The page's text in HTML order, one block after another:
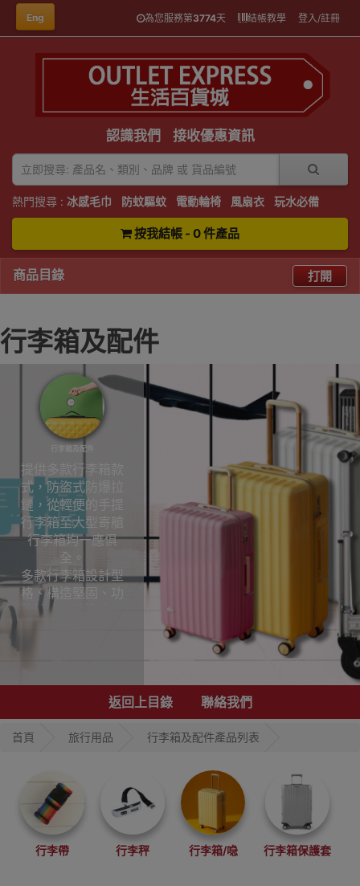
Eng 為您服務第3774天 結帳教學 登入/註冊
認識我們 接收優惠資訊
熱門搜尋 : 冰感毛巾 防蚊驅蚊 電動輪椅 風扇衣 玩水必備
按我結帳 - 0 件產品
商品目錄 打開
行李箱及配件
行李箱及配件
提供多款行李箱款
式，防盜式防爆拉
鏈，從輕便的手提
行李箱至大型寄艙
行李箱均一應俱
全。
多款行李箱設計型
格、構造堅固、功
能性強，能迎合不
行李箱及配件返回上目錄 聯絡我們
首頁 旅行用品 行李箱及配件產品列表
行李帶 行李秤 行李箱/喼 行李箱保護套